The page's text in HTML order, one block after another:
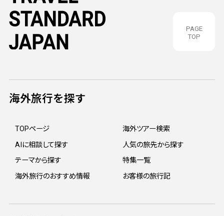
PAGE
TOP
海外旅行を探す
TOPページ
海外ツアー検索
AIに相談して探す
人気の旅先から探す
テーマから探す
特集一覧
海外旅行のおすすめ情報
お客様の旅行記